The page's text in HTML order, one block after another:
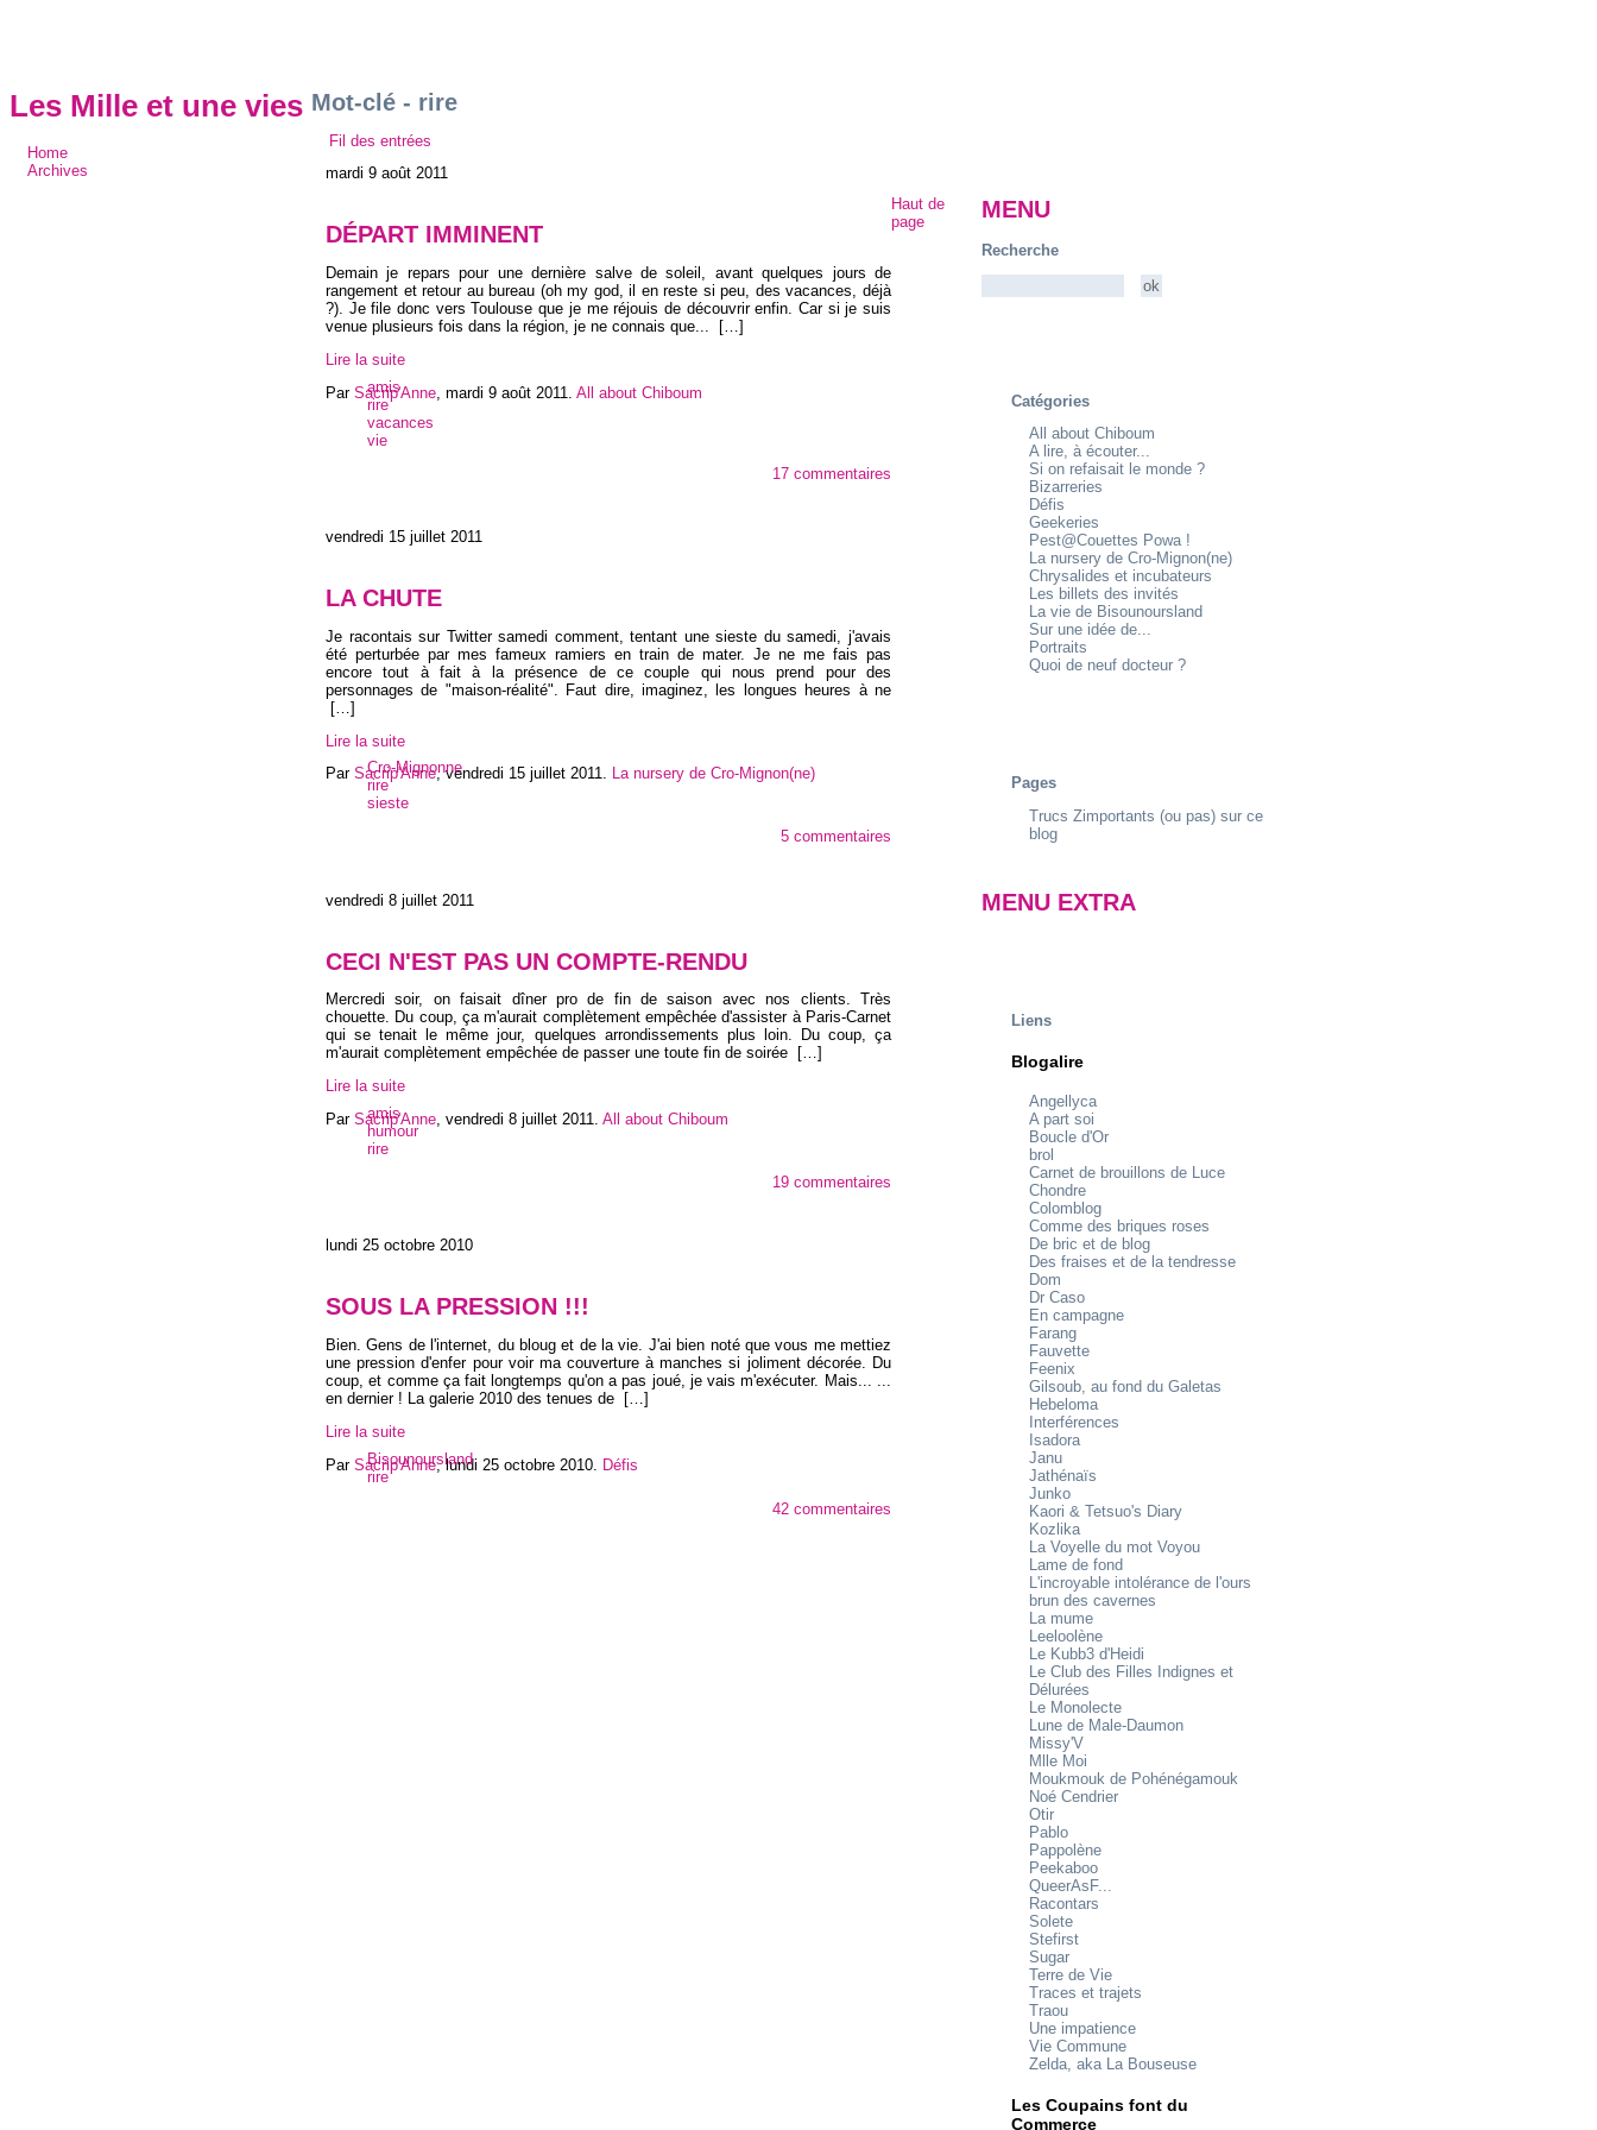
Les Mille et une vies
Home
Archives
Mot-clé - rire
Fil des entrées
mardi 9 août 2011
DÉPART IMMINENT
Demain je repars pour une dernière salve de soleil, avant quelques jours de
rangement et retour au bureau (oh my god, il en reste si peu, des vacances, déjà
?). Je file donc vers Toulouse que je me réjouis de découvrir enfin. Car si je suis
venue plusieurs fois dans la région, je ne connais que...
[…]
Lire la suite
Par Sacrip'Anne mardi 9 août 2011 All about Chiboum
amis
rire
vacances
vie
17 commentaires
vendredi 15 juillet 2011
LA CHUTE
Je racontais sur Twitter samedi comment, tentant une sieste du samedi, j'avais
été perturbée par mes fameux ramiers en train de mater. Je ne me fais pas
encore tout à fait à la présence de ce couple qui nous prend pour des
personnages de "maison-réalité". Faut dire, imaginez, les longues heures à ne
[…]
Lire la suite
Par Sacrip'Anne,vendredi 15 juillet 2011. La nursery de Cro-Mignon(ne)
Cro-Mignonne
rire
sieste
5 commentaires
vendredi 8 juillet 2011
CECI N'EST PAS UN COMPTE-RENDU
Mercredi soir, on faisait dîner pro de fin de saison avec nos clients. Très
chouette. Du coup, ça m'aurait complètement empêchée d'assister à Paris-Carnet
qui se tenait le même jour, quelques arrondissements plus loin. Du coup, ça
m'aurait complètement empêchée de passer une toute fin de soirée
[…]
Lire la suite
Par Sacrip'Anne, vendredi 8 juillet 2011. All about Chiboum
amis
humour
rire
19 commentaires
lundi 25 octobre 2010
SOUS LA PRESSION !!!
Bien. Gens de l'internet, du bloug et de la vie. J'ai bien noté que vous me mettiez
une pression d'enfer pour voir ma couverture à manches si joliment décorée. Du
coup, et comme ça fait longtemps qu'on a pas joué, je vais m'exécuter. Mais... ...
en dernier ! La galerie 2010 des tenues de
[…]
Lire la suite
Par Sacrip'Anne,lundi 25 octobre 2010 Défis
Bisounoursland
rire
42 commentaires
MENU
Recherche
Catégories
All about Chiboum
A lire, à écouter...
Si on refaisait le monde ?
Bizarreries
Défis
Geekeries
Pest@Couettes Powa !
La nursery de Cro-Mignon(ne)
Chrysalides et incubateurs
Les billets des invités
La vie de Bisounoursland
Sur une idée de...
Portraits
Quoi de neuf docteur ?
Pages
Trucs Zimportants (ou pas) sur ce
blog
MENU EXTRA
Liens
Blogalire
Angellyca
A part soi
Boucle d'Or
brol
Carnet de brouillons de Luce
Chondre
Colomblog
Comme des briques roses
De bric et de blog
Des fraises et de la tendresse
Dom
Dr Caso
En campagne
Farang
Fauvette
Feenix
Gilsoub, au fond du Galetas
Hebeloma
Interférences
Isadora
Janu
Jathénaïs
Junko
Kaori & Tetsuo's Diary
Kozlika
La Voyelle du mot Voyou
Lame de fond
L'incroyable intolérance de l'ours
brun des cavernes
La mume
Leeloolène
Le Kubb3 d'Heidi
Le Club des Filles Indignes et
Délurées
Le Monolecte
Lune de Male-Daumon
Missy'V
Mlle Moi
Moukmouk de Pohénégamouk
Noé Cendrier
Otir
Pablo
Pappolène
Peekaboo
QueerAsF...
Racontars
Solete
Stefirst
Sugar
Terre de Vie
Traces et trajets
Traou
Une impatience
Vie Commune
Zelda, aka La Bouseuse
Les Coupains font du
Commerce
Haut de
page